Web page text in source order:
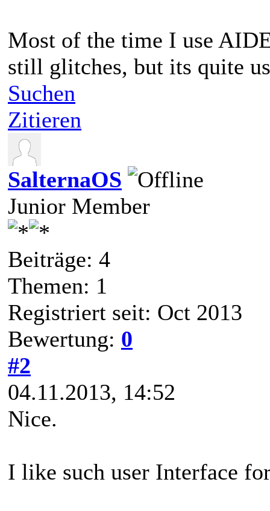
Most of the time I use
still glitches, but its quite
Suchen
Zitieren
SalternaOS
Junior Member
Beiträge: 4
Themen: 1
Registriert seit: Oct 2013
Bewertung: 0
#2
04.11.2013, 14:52
Nice.
I like such user Interface